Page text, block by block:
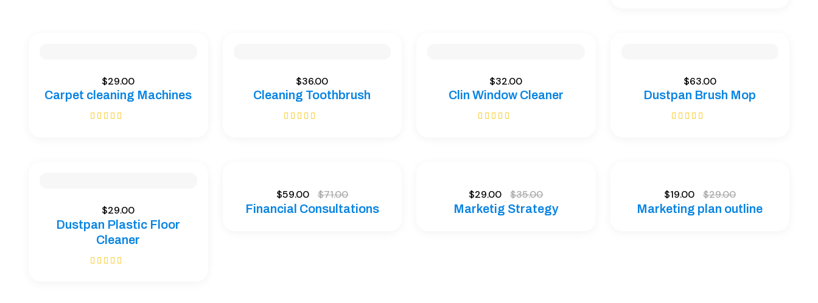
$29.00
Carpet cleaning Machines
$36.00
Cleaning Toothbrush
$32.00
Clin Window Cleaner
$63.00
Dustpan Brush Mop
$29.00
Dustpan Plastic Floor
Cleaner
$59.00 $71.00
Financial Consultations
$29.00 $35.00
Marketig Strategy
$19.00 $29.00
Marketing plan outline